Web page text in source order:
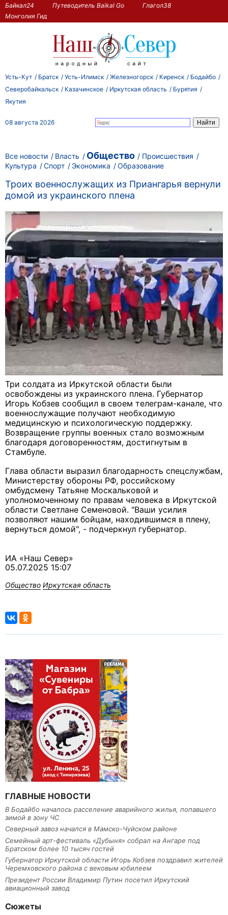
Байкал24 Путеводитель Baikal Go
Глагол38
Монголия Гид
Усть-Кут Братск Усть-Илимск Железногорск Киренск
Бодайбо
Северобайкальск
Казачинское Иркутская область
Бурятия
Якутия
08 августа 2026
Все новости Власть Общество
Происшествия
Культура
Спорт Экономика Образование
Троих военнослужащих из Приангарья вернули
домой из украинского плена
Три солдата из Иркутской области были
освобождены из украинского плена. Губернатор
Игорь Кобзев сообщил в своем телеграм-канале, что
военнослужащие получают необходимую
медицинскую и психологическую поддержку.
Возвращение группы военных стало возможным
благодаря договоренностям, достигнутым в
Стамбуле.
Глава области выразил благодарность спецслужбам,
Министерству обороны РФ, российскому
омбудсмену Татьяне Москальковой и
уполномоченному по правам человека в Иркутской
области Светлане Семеновой. "Ваши усилия
позволяют нашим бойцам, находившимся в плену,
вернуться домой", - подчеркнул губернатор.
ИА «Наш Север»
05.07.2025 15:07
Общество Иркутская область
ГЛАВНЫЕ НОВОСТИ
В Бодайбо началось расселение аварийного жилья, попавшего
зимой в зону ЧС
Северный завоз начался в Мамско-Чуйском районе
Семейный арт-фестиваль «Дубыня» собрал на Ангаре под
Братском более 10 тысяч гостей
Губернатор Иркутской области Игорь Кобзев поздравил жителей
Черемховского района с вековым юбилеем
Президент России Владимир Путин посетил Иркутский
авиационный завод
Сюжеты